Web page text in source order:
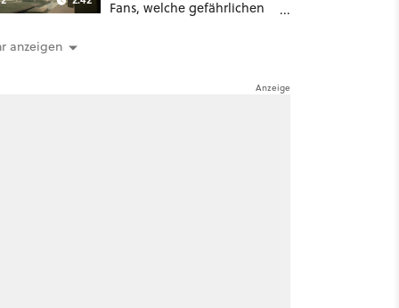
Fans, welche gefährlichen
anzeigen